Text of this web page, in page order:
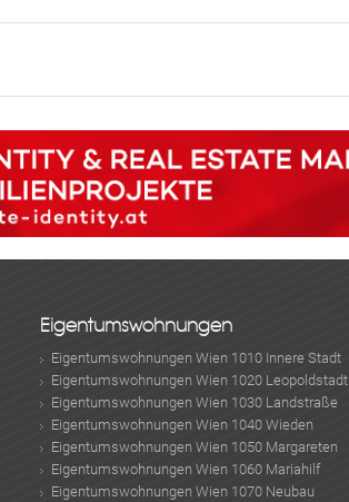
Eigentumswohnungen
Eigentumswohnungen Wien 1010 Innere Stadt
Eigentumswohnungen Wien 1020 Leopoldstadt
Eigentumswohnungen Wien 1030 Landstraße
Eigentumswohnungen Wien 1040 Wieden
Eigentumswohnungen Wien 1050 Margareten
Eigentumswohnungen Wien 1060 Mariahilf
Eigentumswohnungen Wien 1070 Neubau